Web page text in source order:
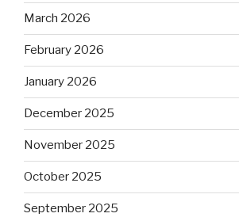
March 2026
February 2026
January 2026
December 2025
November 2025
October 2025
September 2025